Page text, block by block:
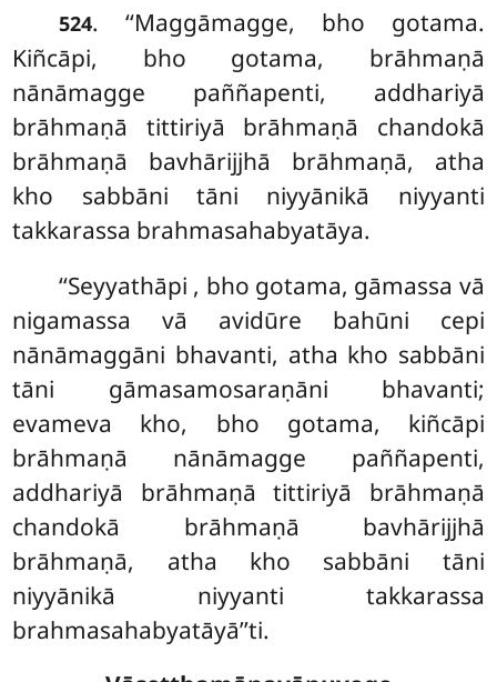
524. ‘‘Maggāmagge, bho gotama.
Kiñcāpi, bho gotama, brāhmaṇā
nānāmagge paññapenti, addhariyā
brāhmaṇā tittiriyā brāhmaṇā chandokā
brāhmaṇā bavhārijjhā brāhmaṇā, atha
kho sabbāni tāni niyyānikā niyyanti
takkarassa brahmasahabyatāya.
‘‘Seyyathāpi , bho gotama, gāmassa vā
nigamassa vā avidūre bahūni cepi
nānāmaggāni bhavanti, atha kho sabbāni
tāni gāmasamosaraṇāni bhavanti;
evameva kho, bho gotama, kiñcāpi
brāhmaṇā nānāmagge paññapenti,
addhariyā brāhmaṇā tittiriyā brāhmaṇā
chandokā brāhmaṇā bavhārijjhā
brāhmaṇā, atha kho sabbāni tāni
niyyānikā niyyanti takkarassa
brahmasahabyatāyā’’ti.